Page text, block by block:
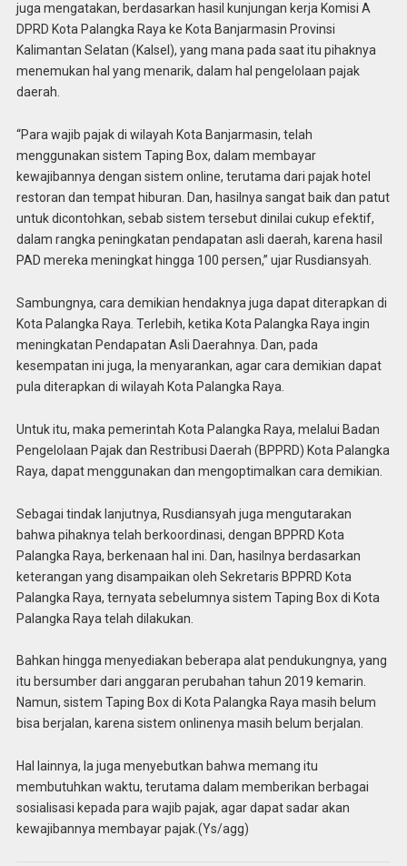
juga mengatakan, berdasarkan hasil kunjungan kerja Komisi A
DPRD Kota Palangka Raya ke Kota Banjarmasin Provinsi
Kalimantan Selatan (Kalsel), yang mana pada saat itu pihaknya
menemukan hal yang menarik, dalam hal pengelolaan pajak
daerah.
“Para wajib pajak di wilayah Kota Banjarmasin, telah
menggunakan sistem Taping Box, dalam membayar
kewajibannya dengan sistem online, terutama dari pajak hotel
restoran dan tempat hiburan. Dan, hasilnya sangat baik dan patut
untuk dicontohkan, sebab sistem tersebut dinilai cukup efektif,
dalam rangka peningkatan pendapatan asli daerah, karena hasil
PAD mereka meningkat hingga 100 persen,” ujar Rusdiansyah.
Sambungnya, cara demikian hendaknya juga dapat diterapkan di
Kota Palangka Raya. Terlebih, ketika Kota Palangka Raya ingin
meningkatan Pendapatan Asli Daerahnya. Dan, pada
kesempatan ini juga, Ia menyarankan, agar cara demikian dapat
pula diterapkan di wilayah Kota Palangka Raya.
Untuk itu, maka pemerintah Kota Palangka Raya, melalui Badan
Pengelolaan Pajak dan Restribusi Daerah (BPPRD) Kota Palangka
Raya, dapat menggunakan dan mengoptimalkan cara demikian.
Sebagai tindak lanjutnya, Rusdiansyah juga mengutarakan
bahwa pihaknya telah berkoordinasi, dengan BPPRD Kota
Palangka Raya, berkenaan hal ini. Dan, hasilnya berdasarkan
keterangan yang disampaikan oleh Sekretaris BPPRD Kota
Palangka Raya, ternyata sebelumnya sistem Taping Box di Kota
Palangka Raya telah dilakukan.
Bahkan hingga menyediakan beberapa alat pendukungnya, yang
itu bersumber dari anggaran perubahan tahun 2019 kemarin.
Namun, sistem Taping Box di Kota Palangka Raya masih belum
bisa berjalan, karena sistem onlinenya masih belum berjalan.
Hal lainnya, Ia juga menyebutkan bahwa memang itu
membutuhkan waktu, terutama dalam memberikan berbagai
sosialisasi kepada para wajib pajak, agar dapat sadar akan
kewajibannya membayar pajak.(Ys/agg)